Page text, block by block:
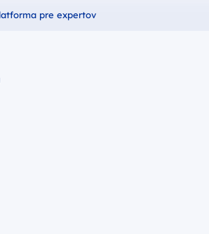
dla
pre expertov